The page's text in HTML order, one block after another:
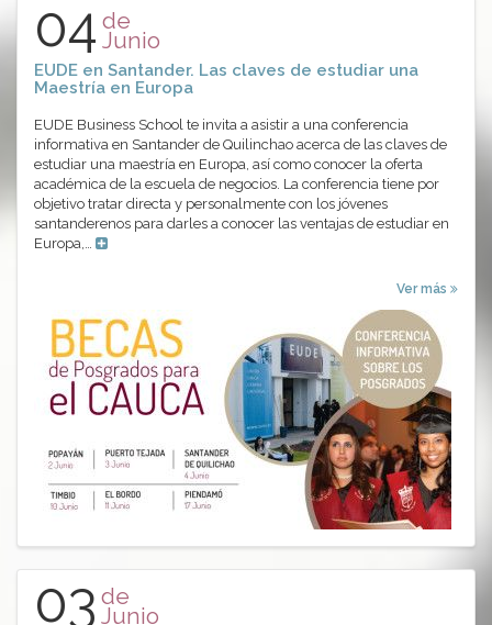
04 de
Junio
EUDE en Santander. Las claves de estudiar una
Maestría en Europa
EUDE Business School te invita a asistir a una conferencia
informativa en Santander de Quilinchao acerca de las claves de
estudiar una maestría en Europa, así como conocer la oferta
académica de la escuela de negocios. La conferencia tiene por
objetivo tratar directa y personalmente con los jóvenes
santanderenos para darles a conocer las ventajas de estudiar en
Europa,…
Ver más
03 de
Junio